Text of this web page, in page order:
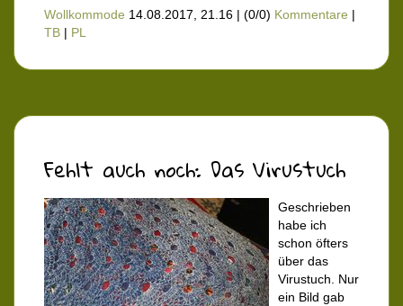
Wollkommode 14.08.2017, 21.16 | (0/0) Kommentare |
TB | PL
Fehlt auch noch: Das Virustuch
Geschrieben
habe ich
schon öfters
über das
Virustuch. Nur
ein Bild gab